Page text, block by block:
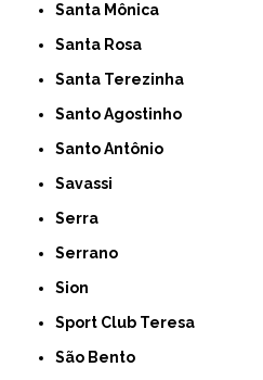
Santa Mônica
Santa Rosa
Santa Terezinha
Santo Agostinho
Santo Antônio
Savassi
Serra
Serrano
Sion
Sport Club Teresa
São Bento